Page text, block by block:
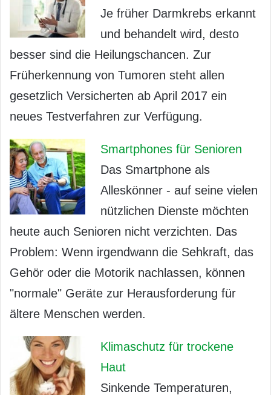
Je früher Darmkrebs erkannt
und behandelt wird, desto
besser sind die Heilungschancen. Zur
Früherkennung von Tumoren steht allen
gesetzlich Versicherten ab April 2017 ein
neues Testverfahren zur Verfügung.
Smartphones für Senioren
Das Smartphone als
Alleskönner - auf seine vielen
nützlichen Dienste möchten
heute auch Senioren nicht verzichten. Das
Problem: Wenn irgendwann die Sehkraft, das
Gehör oder die Motorik nachlassen, können
"normale" Geräte zur Herausforderung für
ältere Menschen werden.
Klimaschutz für trockene
Haut
Sinkende Temperaturen,